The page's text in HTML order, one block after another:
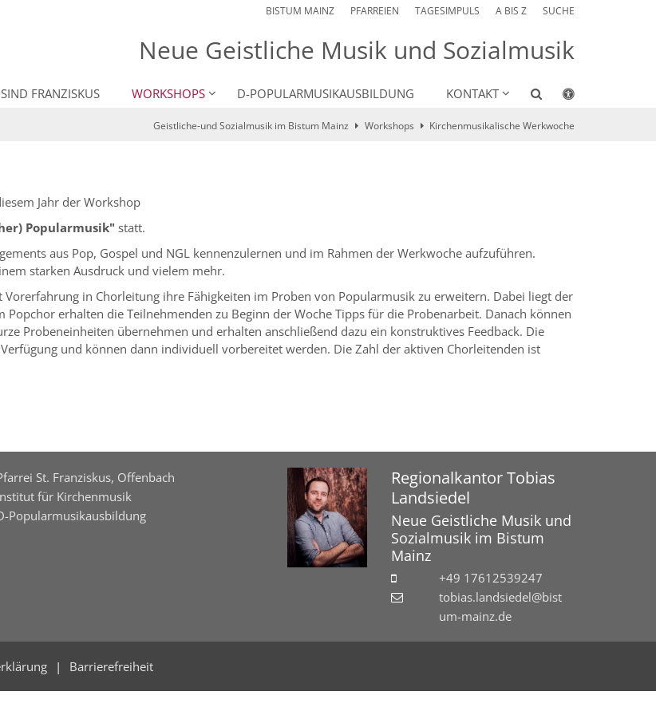
BISTUM MAINZ PFARREIEN TAGESIMPULS A BIS Z SUCHE
Neue Geistliche Musik und Sozialmusik
FRANZISKUS WORKSHOPS D-POPULARMUSIKAUSBILDUNG KONTAKT
Geistliche-und Sozialmusik im Bistum Mainz Workshops Kirchenmusikalische Werkwoche
Jahr der Workshop
Popularmusik" statt.
aus Pop, Gospel und NGL kennenzulernen und im Rahmen der Werkwoche aufzuführen.
starken Ausdruck und vielem mehr.
in Chorleitung ihre Fähigkeiten im Proben von Popularmusik zu erweitern. Dabei liegt der
erhalten die Teilnehmenden zu Beginn der Woche Tipps für die Probenarbeit. Danach können
Probeneinheiten übernehmen und erhalten anschließend dazu ein konstruktives Feedback. Die
und können dann individuell vorbereitet werden. Die Zahl der aktiven Chorleitenden ist
St. Franziskus, Offenbach
für Kirchenmusik
Popularmusikausbildung
RegionalkantorTobias
Landsiedel
Neue Geistliche Musik und
Sozialmusik im Bistum
Mainz
+49 17612539247
tobias.landsiedel@bist
um-mainz.de
Barrierefreiheit